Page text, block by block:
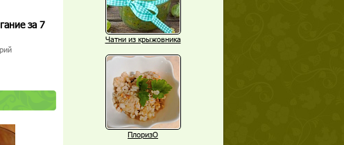
за 7
Чатни из крыжовника
ПлоризО